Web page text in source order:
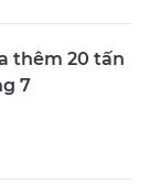
thêm 20 tấn
7